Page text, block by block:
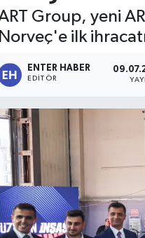
Group, yeni
Norveç'e ilk
ENTER HABER
EDITÖR